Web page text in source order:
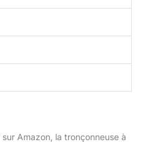
Amazon, la tronçonneuse à